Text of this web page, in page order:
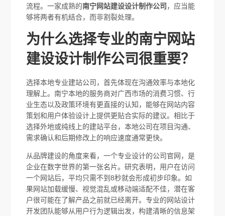
流程。一家成熟的南宁网站建设设计制作公司 ，应当能
够将两者有机结合，而非割裂处理。
为什么选择专业的南宁网站
建设设计制作公司很重要？
选择本地专业建站公司，首先体现在沟通效率与本地化
理解上。南宁本地的服务商对广西市场的消费习惯、行
业生态以及政策环境有更直接的认知，能够在网站内容
策划和用户体验设计上提供更贴合实际的建议。相比于
选择外地或纯线上的建站平台，本地公司在项目沟通、
需求确认和后期修改上的响应速度通常更快。
从品牌建设的角度来看，一个专业设计的公司官网，是
企业在数字世界的第一张名片。研究表明，用户在访问
一个网站后，平均只需不到8秒就会形成初步印象。如
果网站加载缓慢、视觉混乱或移动端适配不佳，潜在客
户很可能在了解产品之前就已经离开。专业的网站设计
开发团队能够从用户行为逻辑出发，构建清晰的信息架